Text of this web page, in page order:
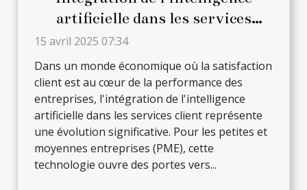
artificielle dans les services
client pour PME
15 avril 2025 07:34
Dans un monde économique où la satisfaction
client est au cœur de la performance des
entreprises, l'intégration de l'intelligence
artificielle dans les services client représente
une évolution significative. Pour les petites et
moyennes entreprises (PME), cette
technologie ouvre des portes vers...